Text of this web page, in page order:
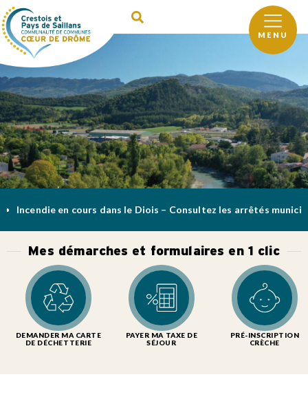
MENU
Incendie en cours dans le Diois – Consultez les arrêtés
Mes démarches et formulaires en 1 clic
DEMANDER MA CARTE
DE DÉCHETTERIE
PAYER MA TAXE DE
SÉJOUR
PRÉ-INSCRIPTION
CRÈCHE